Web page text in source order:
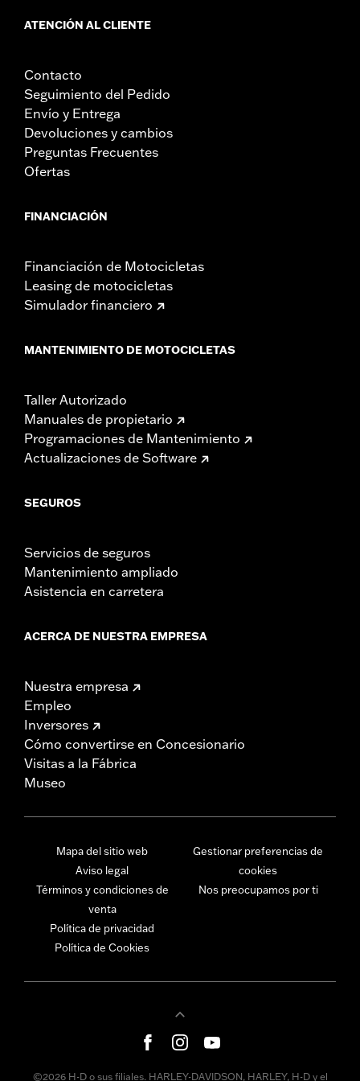
ATENCIÓN AL CLIENTE
Contacto
Seguimiento del Pedido
Envío y Entrega
Devoluciones y cambios
Preguntas Frecuentes
Ofertas
FINANCIACIÓN
Financiación de Motocicletas
Leasing de motocicletas
Simulador financiero
MANTENIMIENTO DE MOTOCICLETAS
Taller Autorizado
Manuales de propietario
Programaciones de Mantenimiento
Actualizaciones de Software
SEGUROS
Servicios de seguros
Mantenimiento ampliado
Asistencia en carretera
ACERCA DE NUESTRA EMPRESA
Nuestra empresa
Empleo
Inversores
Cómo convertirse en Concesionario
Visitas a la Fábrica
Museo
Mapa del sitio web
Aviso legal
Términos y condiciones de
venta
Política de privacidad
Política de Cookies
Gestionar preferencias de
cookies
Nos preocupamos por ti
©2026 H-D o sus filiales. HARLEY-DAVIDSON, HARLEY, H-D y el